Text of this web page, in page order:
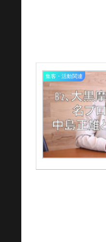
集客・活動関連